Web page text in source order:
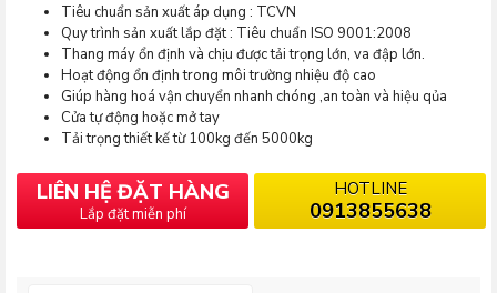
Tiêu chuẩn sản xuất áp dụng : TCVN
Quy trình sản xuất lắp đặt : Tiêu chuẩn ISO 9001:2008
Thang máy ổn định và chịu được tải trọng lớn, va đập lớn.
Hoạt động ổn định trong môi trường nhiệu độ cao
Giúp hàng hoá vận chuyển nhanh chóng ,an toàn và hiệu qủa
Cửa tự động hoặc mở tay
Tải trọng thiết kế từ 100kg đến 5000kg
LIÊN HỆ ĐẶT HÀNG
Lắp đặt miễn phí
HOTLINE
0913855638